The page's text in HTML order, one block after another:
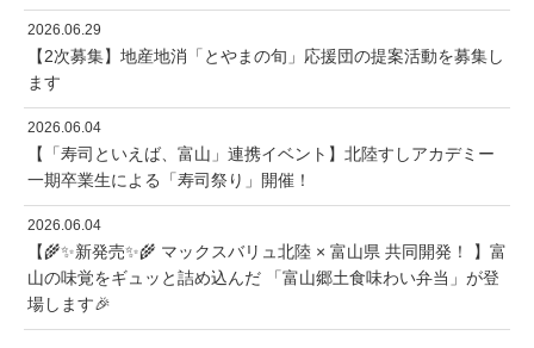
2026.06.29
【2次募集】地産地消「とやまの旬」応援団の提案活動を募集し
ます
2026.06.04
【「寿司といえば、富山」連携イベント】北陸すしアカデミー
一期卒業生による「寿司祭り」開催！
2026.06.04
【🌾✨新発売✨🌾 マックスバリュ北陸 × 富山県 共同開発！ 】富
山の味覚をギュッと詰め込んだ 「富山郷土食味わい弁当」が登
場します🎉